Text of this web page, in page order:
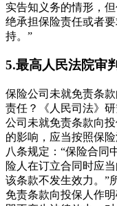
实告知义务的情形，
绝承担保险责任或者
持。”
5.最高人民法院审
保险公司未就免责条
责任？《人民司法》
公司未就免责条款向
的影响，应当按照保
八条规定：“保险合同
险人在订立合同时应
该条款不发生效力。”
免责条款向投保人作